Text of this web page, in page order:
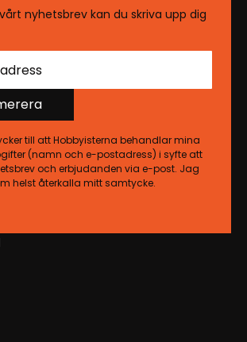
nyhetsbrev kan du skriva upp dig
till att Hobbyisterna behandlar mina
(namn och e-postadress) i syfte att
och erbjudanden via e-post. Jag
helst återkalla mitt samtycke.